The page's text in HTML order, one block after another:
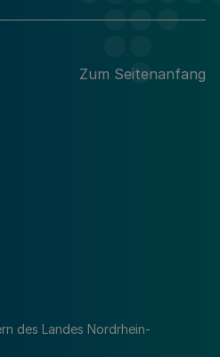
Zum Seitenanfang
des Landes Nordrhein-